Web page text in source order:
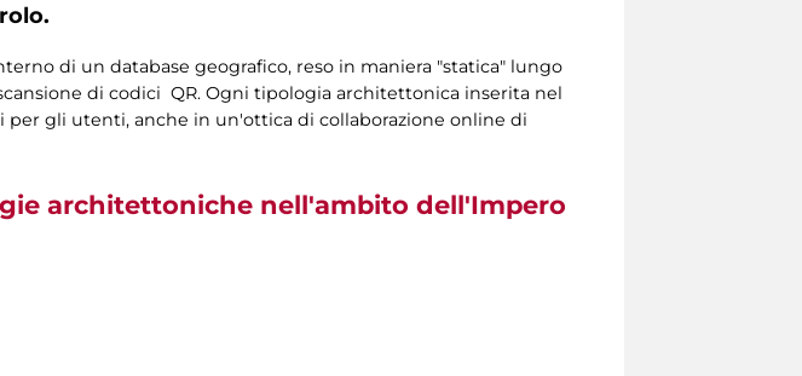
di un database geografico, reso in maniera "statica" lungo
di codici QR. Ogni tipologia architettonica inserita nel
gli utenti, anche in un'ottica di collaborazione online di
architettoniche nell'ambito dell'Impero